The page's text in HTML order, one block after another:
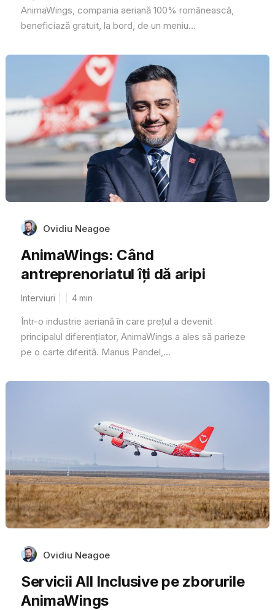
AnimaWings, compania aeriană 100% românească,
beneficiază gratuit, la bord, de un meniu...
Ovidiu Neagoe
AnimaWings: Când
antreprenoriatul îți dă aripi
Interviuri 4min
Într-o industrie aeriană în care prețul a devenit
principalul diferențiator, AnimaWings a ales să parieze
pe o carte diferită. Marius Pandel,...
Ovidiu Neagoe
Servicii All Inclusive pe zborurile
AnimaWings